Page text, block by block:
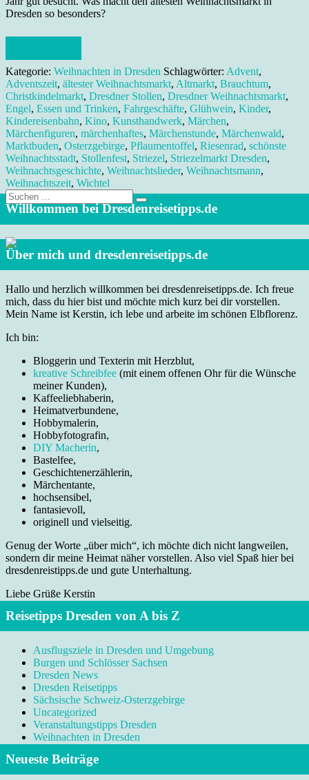
Dresden so besonders?
Kategorie: Weihnachten in Dresden Schlagwörter: Advent,
Adventszeit, ältester Weihnachtsmarkt, Altmarkt, Brauchtum,
Christkindelmarkt, Dresdner Stollen, Dresdner Weihnachtsmarkt,
Engel, Essen und Trinken, Fahrgeschäfte, Glühwein, Kinder,
Kindereisenbahn, Kino, Kunsthandwerk, Märchen,
Märchenfiguren, märchenhaftes, Märchenstunde, Märchenwald,
Marktbuden, Osterzgebirge, Pflaumentoffel, Riesenrad, schönste
Weihnachtsstadt, Stollenfest, Striezel, Striezelmarkt Dresden,
Weihnachtsgeschichte, Weihnachtslieder, Weihnachtsmann,
Weihnachtszeit, Wichtel
Suche
nach:
Willkommen bei Dresdenreisetipps.de
Über mich und dresdenreisetipps.de
Hallo und herzlich willkommen bei dresdenreisetipps.de. Ich freue
mich, dass du hier bist und möchte mich kurz bei dir vorstellen.
Mein Name ist Kerstin, ich lebe und arbeite im schönen Elbflorenz.
Ich bin:
Bloggerin und Texterin mit Herzblut,
kreative Schreibfee (mit einem offenen Ohr für die Wünsche
meiner Kunden),
Kaffeeliebhaberin,
Heimatverbundene,
Hobbymalerin,
Hobbyfotografin,
DIY Macherin,
Bastelfee,
Geschichtenerzählerin,
Märchentante,
hochsensibel,
fantasievoll,
originell und vielseitig.
Genug der Worte „über mich“, ich möchte dich nicht langweilen,
sondern dir meine Heimat näher vorstellen. Also viel Spaß hier bei
dresdenreistipps.de und gute Unterhaltung.
Liebe Grüße Kerstin
Reisetipps Dresden von A bis Z
Ausflugsziele in Dresden und Umgebung
Burgen und Schlösser Sachsen
Dresden News
Dresden Reisetipps
Sächsische Schweiz-Osterzgebirge
Uncategorized
Veranstaltungstipps Dresden
Weihnachten in Dresden
Neueste Beiträge